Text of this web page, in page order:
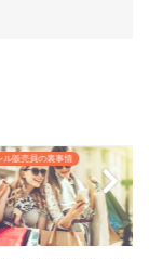
アパレル販売員の裏事情